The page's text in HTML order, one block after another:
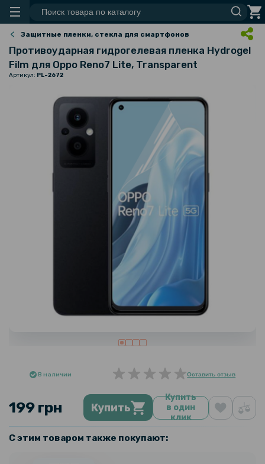
Защитные пленки, стекла для смартфонов
Противоударная гидрогелевая пленка Hydrogel
Film для Oppo Reno7 Lite, Transparent
Артикул: PL-2672
В наличии Оставить отзыв
199 грн Купить
Купить
в один
клик
С этим товаром также покупают: